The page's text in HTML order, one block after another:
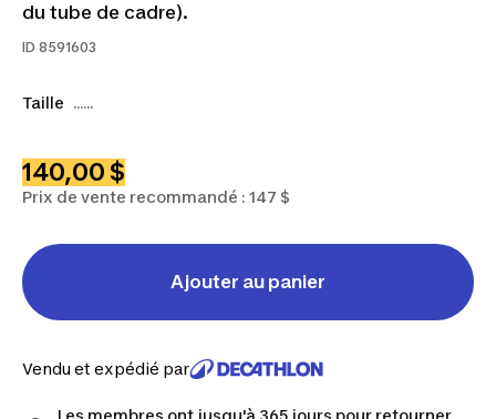
du tube de cadre).
ID 8591603
Taille ......
140,00 $
Prix de vente recommandé : 147 $
Ajouter au panier
Vendu et expédié par
Les membres ont jusqu'à 365 jours pour retourner